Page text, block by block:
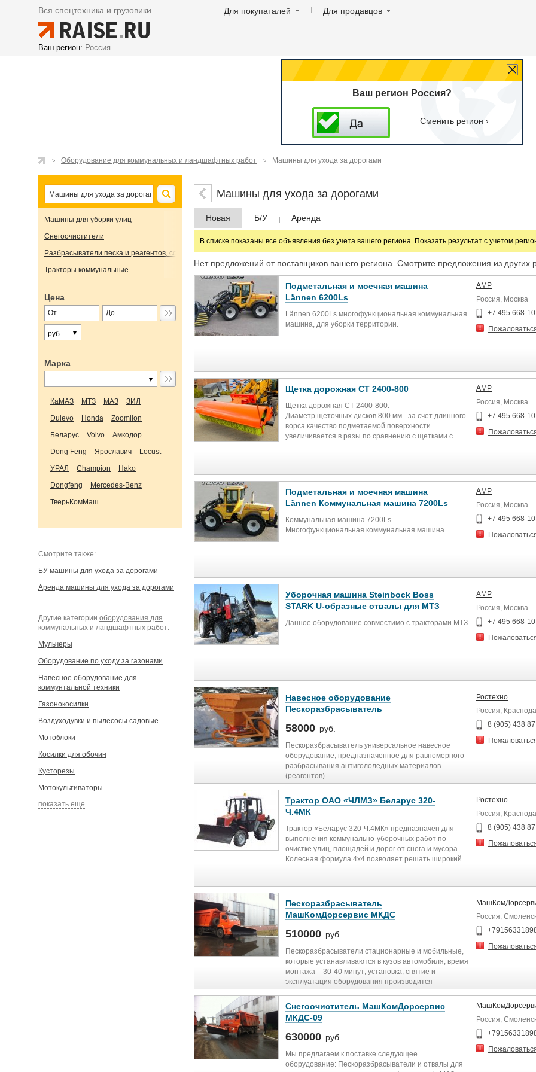
Вся спецтехника и грузовики Для покупаталей Для продавцов
Ваш регион: Россия
Ваш регион Россия?
Сменить регион ›
Оборудование для коммунальных и ландшафтных работ Машины для ухода за дорогами
Машины для уборки улиц
Снегоочистители
Разбрасыватели песка и реагентов, соли
Тракторы коммунальные
Цена
руб.
Марка
КаМАЗ МТЗ МАЗ
ЗИЛ
Dulevo
Honda
Zoomlion
Беларус
Volvo
Амкодор
Dong Feng
Ярославич
Locust
УРАЛ
Champion
Hako
Dongfeng
Mercedes-Benz
ТверьКомМаш
Cмотрите также:
БУ машины для ухода за дорогами
Аренда машины для ухода за дорогами
Другие категории оборудования для
коммунальных и ландшафтных работ:
Мульчеры
Оборудование по уходу за газонами
Навесное оборудование для
коммунтальной техники
Газонокосилки
Воздуходувки и пылесосы садовые
Мотоблоки
Косилки для обочин
Кусторезы
Мотокультиваторы
показать еще
Машины для ухода за дорогами
Новая Б/У Аренда
В списке показаны все объявления без учета вашего региона. Показать результат с учетом
Нет предложений от поставщиков вашего региона. Смотрите предложения из других
Подметальная и моечная машина
Lännen 6200Ls
Lännen 6200Ls многофункциональная коммунальная
машина, для уборки территории.
АМР
Россия, Москва
+7 495 668-
Щетка дорожная СТ 2400-800
Щетка дорожная СТ 2400-800.
Диаметр щеточных дисков 800 мм - за счет длинного
ворса качество подметаемой поверхности
увеличивается в разы по сравнению с щетками с
АМР
Россия, Москва
+7 495 668-
Подметальная и моечная машина
Lännen Коммунальная машина 7200Ls
Коммунальная машина 7200Ls
Многофункциональная коммунальная машина.
АМР
Россия, Москва
+7 495 668-
Уборочная машина Steinbock Boss
STARK U-образные отвалы для МТЗ
Данное оборудование совместимо с тракторами МТЗ
АМР
Россия, Москва
+7 495 668-
Навесное оборудование
Пескоразбрасыватель
58000 руб.
Пескоразбрасыватель универсальное навесное
оборудование, предназначенное для равномерного
разбрасывания антигололедных материалов
(реагентов).
Ростехно
Россия,
8 (905) 438
Трактор ОАО «ЧЛМЗ» Беларус 320-
Ч.4МК
Трактор «Беларус 320-Ч.4МК» предназначен для
выполнения коммунально-уборочных работ по
очистке улиц, площадей и дорог от снега и мусора.
Колесная формула 4x4 позволяет решать широкий
Преимущества:
Комфортабельная кабина
Высокая надежность и экономичность эксплуатации
Малые габариты позволяют производить работы в
стесненных условиях
Широкий выбор навесного оборудования
Габаритные размеры
Длина
мм
4830
Ростехно
Россия,
8 (905) 438
Пескоразбрасыватель
МашКомДорсервис МКДС
510000 руб.
Пескоразбрасыватели стационарные и мобильные,
которые устанавливаются в кузов автомобиля, время
монтажа – 30-40 минут; установка, снятие и
эксплуатация оборудования производится
водителем без посторонней помощи. Монтажные
опоры позволяют осуществлять автопогрузку,
разгрузку и хранение пескоразбрасывателя в
межсезонье
Основные технические характеристики:
1. Базовый автомобиль МАЗ
2. Обслуживающий персонал 1 чел.
3. Время монтажа на а/м МАЗ 20 мин.
Россия,
Снегоочиститель МашКомДорсервис
МКДС-09
630000 руб.
Мы предлагаем к поставке следующее
оборудование: Пескоразбрасыватели и отвалы для
Россия,